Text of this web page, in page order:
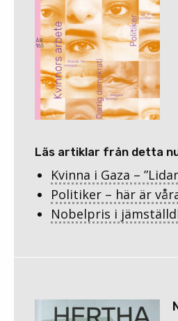
Läs artiklar från detta
Kvinna i Gaza –
Politiker – här är
Nobelpris i